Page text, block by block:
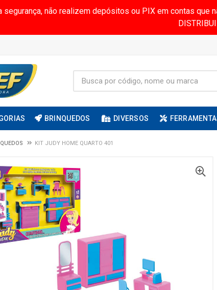
segurança, não realizem depósitos ou PIX em contas
BRINQUEDOS DIVERSOS
KIT JUDY HOME QUARTO 401